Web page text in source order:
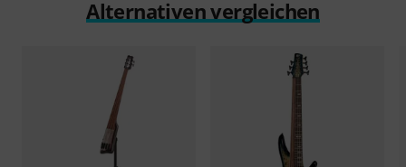
Alternativen vergleichen